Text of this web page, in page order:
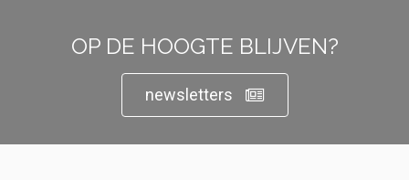
OP DE HOOGTE BLIJVEN?
newsletters